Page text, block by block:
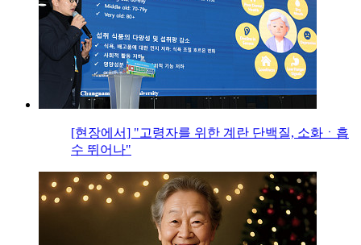
[현장에서] "고령자를 위한 계란 단백질, 소화ㆍ흡
수 뛰어나"